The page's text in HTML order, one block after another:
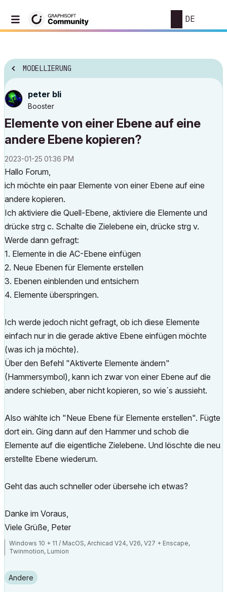
DE
MODELLIERUNG
peter bli
Booster
Elemente von einer Ebene auf eine
andere Ebene kopieren?
‎2023-01-25 01:36 PM
Hallo Forum,
ich möchte ein paar Elemente von einer Ebene auf eine
andere kopieren.
Ich aktiviere die Quell-Ebene, aktiviere die Elemente und
drücke strg c. Schalte die Zielebene ein, drücke strg v.
Werde dann gefragt:
1. Elemente in die AC-Ebene einfügen
2. Neue Ebenen für Elemente erstellen
3. Ebenen einblenden und entsichern
4. Elemente überspringen.
Ich werde jedoch nicht gefragt, ob ich diese Elemente
einfach nur in die gerade aktive Ebene einfügen möchte
(was ich ja möchte).
Über den Befehl "Aktiverte Elemente ändern"
(Hammersymbol), kann ich zwar von einer Ebene auf die
andere schieben, aber nicht kopieren, so wie´s aussieht.
Also wählte ich "Neue Ebene für Elemente erstellen". Fügte
dort ein. Ging dann auf den Hammer und schob die
Elemente auf die eigentliche Zielebene. Und löschte die neu
erstellte Ebene wiederum.
Geht das auch schneller oder übersehe ich etwas?
Danke im Voraus,
Viele Grüße, Peter
Windows 10 + 11 / MacOS, Archicad V24, V26, V27 + Enscape,
Twinmotion, Lumion
Andere